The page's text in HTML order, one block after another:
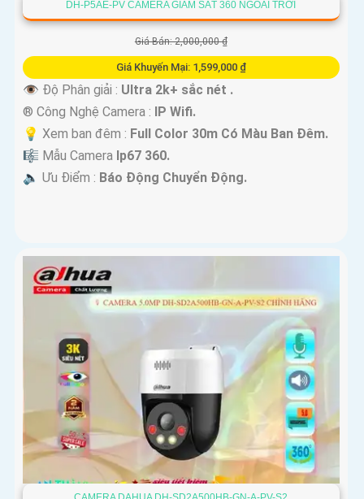
DH-P5AE-PV CAMERA GIÁM SÁT 360 NGOÀI TRỜI
Giá Bán: 2,000,000 ₫
Giá Khuyến Mại: 1,599,000 ₫
👁 Độ Phân giải : Ultra 2k+ sắc nét .
®️ Công Nghệ Camera :
IP Wifi.
💡 Xem ban đêm : Full Color 30m Có Màu Ban Ðêm.
🎼️ Mẫu Camera Ip67 360.
️🔈 Ưu Điểm : Báo Động Chuyển Động.